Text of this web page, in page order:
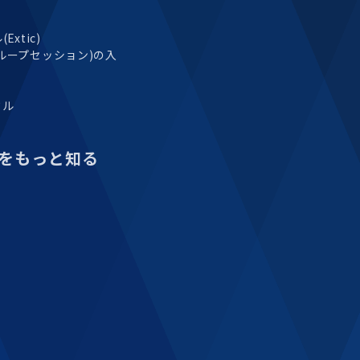
(Extic)
プセッション)の入
もっと知る